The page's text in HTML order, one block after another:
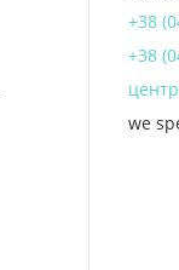
+38
+38
центр
we